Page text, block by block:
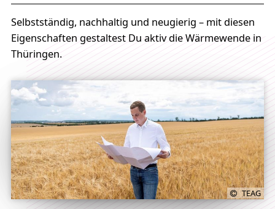
Selbstständig, nachhaltig und neugierig – mit diesen
Eigenschaften gestaltest Du aktiv die Wärmewende in
Thüringen.
TEAG